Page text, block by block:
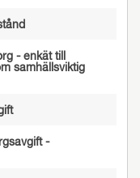
- enkät till
samhällsviktig
-